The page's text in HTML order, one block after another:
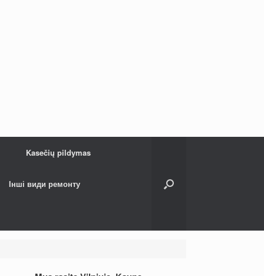
Kasečių pildymas
Інші види ремонту